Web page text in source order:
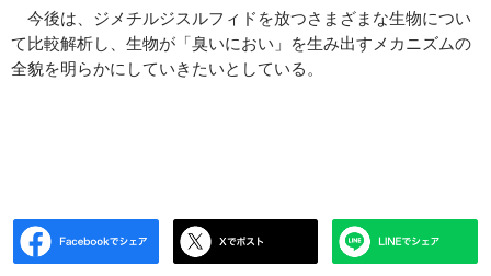
今後は、ジメチルジスルフィドを放つさまざまな生物につい
て比較解析し、生物が「臭いにおい」を生み出すメカニズムの
全貌を明らかにしていきたいとしている。